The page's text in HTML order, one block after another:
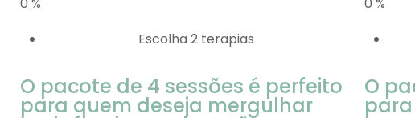
Escolha 2 terapias
O pacote de 4 sessões é perfeito
para quem deseja mergulhar
O